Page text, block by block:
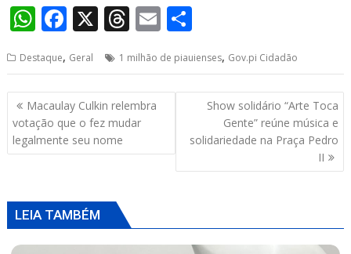
W
h
at
s
A
p
F
ac
e
b
o
o
X T
h
re
a
d
E
m
ai
l
ar
e
Destaque, Geral 1 milhão de piauienses, Gov.pi Cidadão
Navegação
de
Post
Macaulay Culkin relembra
votação que o fez mudar
legalmente seu nome
Show solidário “Arte Toca
Gente” reúne música e
solidariedade na Praça Pedro
II
LEIA TAMBÉM